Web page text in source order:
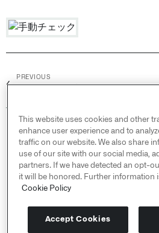
←
PREVIOUS
© 2026 Palantir Technologies
reserved.
Cookies Statement ↗
Privacy Statement ↗
Terms of Use ↗
Do Not Sell or Share My
This website uses cookies and other
enhance user experience and to
traffic on our website. We also share
use of our site with our social media,
partners. If we have detected an opt-
it will be honored. Further information
Cookie Policy
Accept Cookies